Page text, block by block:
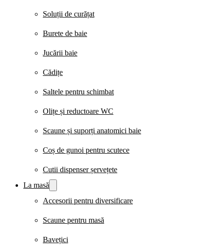
Soluții de curățat
Burete de baie
Jucării baie
Cădițe
Saltele pentru schimbat
Olițe și reductoare WC
Scaune și suporți anatomici baie
Coș de gunoi pentru scutece
Cutii dispenser șervețete
La masă
Accesorii pentru diversificare
Scaune pentru masă
Bavețici